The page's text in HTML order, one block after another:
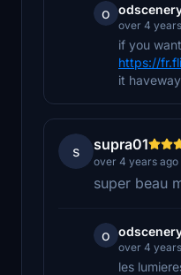
o
over 4
if you
https://
it
s supra01
over 4 years ago
super beau
o
over 4
les